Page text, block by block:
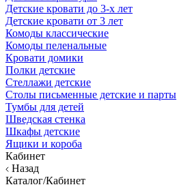
Детские кровати до 3-х лет
Детские кровати от 3 лет
Комоды классические
Комоды пеленальные
Кровати домики
Полки детские
Стеллажи детские
Столы письменные детские и парты
Тумбы для детей
Шведская стенка
Шкафы детские
Ящики и короба
Кабинет
Назад
Каталог/Кабинет